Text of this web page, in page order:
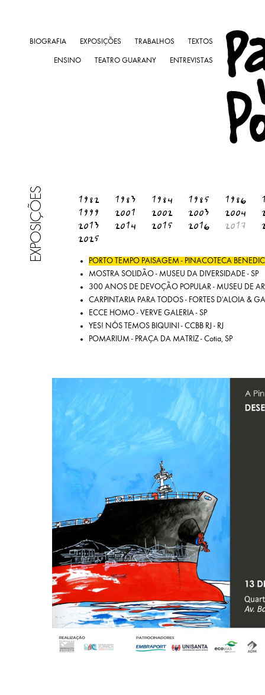
BIOGRAFIA EXPOSIÇÕES TRABALHOS TEXTOS
ENSINO TEATRO GUARANY ENTREVISTAS
EXPOSIÇÕES 1982 1983 1984 1985 1986
1999
2001 2002 2003 2004
2013
2014 2015 2016 2017
2025
PORTO TEMPO PAISAGEM - PINACOTECA
MOSTRA SOLIDÃO - MUSEU DA DIVERSIDADE - SP
300 ANOS DE DEVOÇÃO POPULAR - MUSEU DE
CARPINTARIA PARA TODOS - FORTES D'ALOIA &
ECCE HOMO - VERVE GALERIA - SP
YES! NÓS TEMOS BIQUINI - CCBB RJ - RJ
POMARIUM - PRAÇA DA MATRIZ - Cotia, SP